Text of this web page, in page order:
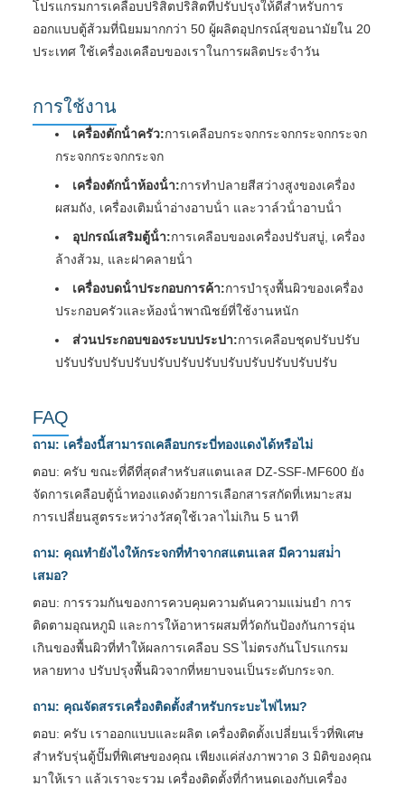
โปรแกรมการเคลือบปริสิตปริสิตที่ปรับปรุงให้ดีสําหรับการ
ออกแบบตู้ส้วมที่นิยมมากกว่า 50 ผู้ผลิตอุปกรณ์สุขอนามัยใน 20
ประเทศ ใช้เครื่องเคลือบของเราในการผลิตประจําวัน
การใช้งาน
เครื่องตักน้ําครัว:การเคลือบกระจกกระจกกระจกกระจก
กระจกกระจกกระจก
เครื่องตักน้ําห้องน้ํา:การทําปลายสีสว่างสูงของเครื่อง
ผสมถัง, เครื่องเติมน้ําอ่างอาบน้ํา และวาล์วน้ําอาบน้ํา
อุปกรณ์เสริมตู้น้ํา:การเคลือบของเครื่องปรับสบู่, เครื่อง
ล้างส้วม, และฝาคลายน้ํา
เครื่องบดน้ําประกอบการค้า:การบํารุงพื้นผิวของเครื่อง
ประกอบครัวและห้องน้ําพาณิชย์ที่ใช้งานหนัก
ส่วนประกอบของระบบประปา:การเคลือบชุดปรับปรับ
ปรับปรับปรับปรับปรับปรับปรับปรับปรับปรับปรับปรับ
FAQ
ถาม: เครื่องนี้สามารถเคลือบกระบี่ทองแดงได้หรือไม่
ตอบ: ครับ ขณะที่ดีที่สุดสําหรับสแตนเลส DZ-SSF-MF600 ยัง
จัดการเคลือบตู้น้ําทองแดงด้วยการเลือกสารสกัดที่เหมาะสม
การเปลี่ยนสูตรระหว่างวัสดุใช้เวลาไม่เกิน 5 นาที
ถาม: คุณทํายังไงให้กระจกที่ทําจากสแตนเลส มีความสม่ํา
เสมอ?
ตอบ: การรวมกันของการควบคุมความดันความแม่นยํา การ
ติดตามอุณหภูมิ และการให้อาหารผสมที่วัดกันป้องกันการอุ่น
เกินของพื้นผิวที่ทําให้ผลการเคลือบ SS ไม่ตรงกันโปรแกรม
หลายทาง ปรับปรุงพื้นผิวจากที่หยาบจนเป็นระดับกระจก.
ถาม: คุณจัดสรรเครื่องติดตั้งสําหรับกระบะไฟไหม?
ตอบ: ครับ เราออกแบบและผลิต เครื่องติดตั้งเปลี่ยนเร็วที่พิเศษ
สําหรับรุ่นตู้ปั๊มที่พิเศษของคุณ เพียงแค่ส่งภาพวาด 3 มิติของคุณ
มาให้เรา แล้วเราจะรวม เครื่องติดตั้งที่กําหนดเองกับเครื่อง